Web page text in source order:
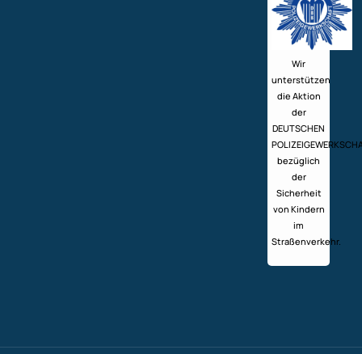
Wir
unterstützen
die Aktion
der
DEUTSCHEN
bezüglich
der
Sicherheit
von Kindern
im
Straßenverkehr.